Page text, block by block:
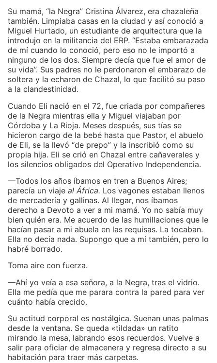
Su mamá, “la Negra” Cristina Álvarez, era chazaleña
también. Limpiaba casas en la ciudad y así conoció a
Miguel Hurtado, un estudiante de arquitectura que la
introdujo en la militancia del ERP. “Estaba embarazada
de mí cuando lo conoció, pero eso no le importó a
ninguno de los dos. Siempre decía que fue el amor de
su vida”. Sus padres no le perdonaron el embarazo de
soltera y la echaron de Chazal, lo que facilitó su paso
a la clandestinidad.
Cuando Eli nació en el 72, fue criada por compañeres
de la Negra mientras ella y Miguel viajaban por
Córdoba y La Rioja. Meses después, sus tías se
hicieron cargo de la bebé hasta que Pastor, el abuelo
de Eli, se la llevó “de prepo” y la inscribió como su
propia hija. Eli se crió en Chazal entre cañaverales y
los silencios obligados del Operativo Independencia.
—Todos los años íbamos en tren a Buenos Aires;
parecía un viaje al África. Los vagones estaban llenos
de mercadería y gallinas. Al llegar, nos íbamos
derecho a Devoto a ver a mi mamá. Yo no sabía muy
bien quién era. Me acuerdo de las humillaciones que le
hacían pasar a mi abuela en las requisas. La tocaban.
Ella no decía nada. Supongo que a mí también, pero lo
habré borrado.
Toma aire con fuerza.
—Ahí yo veía a esa señora, a la Negra, tras el vidrio.
Ella me pedía que me parara contra la pared para ver
cuánto había crecido.
Su actitud corporal es nostálgica. Suenan unas palmas
desde la ventana. Se queda «tildada» un ratito
mirando la mesa, labrando esos recuerdos. Vuelve a
salir para oficiar de almacenera y regresa directo a su
habitación para traer más carpetas.